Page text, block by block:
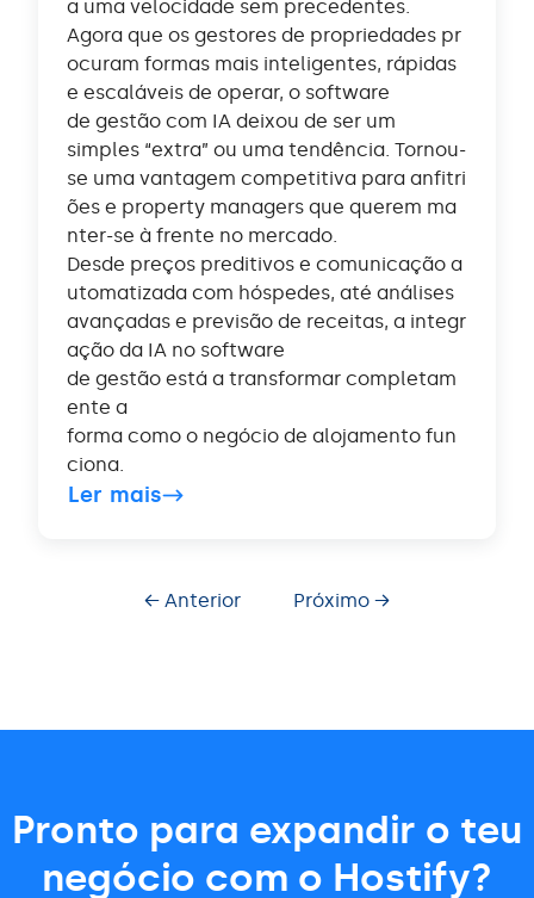
a uma velocidade sem precedentes.
Agora que os gestores de propriedades pr
ocuram formas mais inteligentes, rápidas
e escaláveis de operar, o software
de gestão com IA deixou de ser um
simples “extra” ou uma tendência. Tornou-
se uma vantagem competitiva para anfitri
ões e property managers que querem ma
nter-se à frente no mercado.
Desde preços preditivos e comunicação a
utomatizada com hóspedes, até análises
avançadas e previsão de receitas, a integr
ação da IA no software
de gestão está a transformar completam
ente a
forma como o negócio de alojamento fun
ciona.
Ler mais
← Anterior Próximo →
Pronto para expandir o teu
negócio com o Hostify?